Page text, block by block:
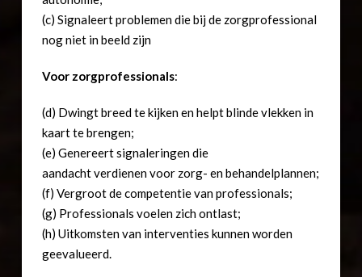
(c) Signaleert problemen die bij de zorgprofessional
nog niet in beeld zijn
Voor zorgprofessionals:
(d) Dwingt breed te kijken en helpt blinde vlekken in
kaart te brengen;
(e) Genereert signaleringen die
aandacht verdienen voor zorg- en behandelplannen;
(f) Vergroot de competentie van professionals;
(g) Professionals voelen zich ontlast;
(h) Uitkomsten van interventies kunnen worden
geevalueerd.